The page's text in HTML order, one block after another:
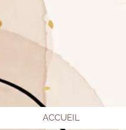
ACCUEIL